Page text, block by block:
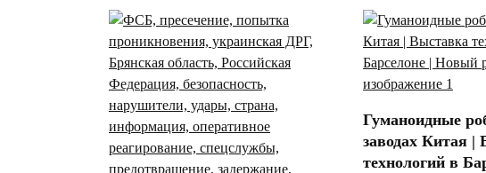
Гуманоидные
заводах Китая |
технологий в